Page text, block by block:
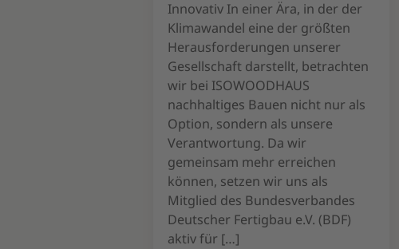
Innovativ In einer Ära, in der der
Klimawandel eine der größten
Herausforderungen unserer
Gesellschaft darstellt, betrachten
wir bei ISOWOODHAUS
nachhaltiges Bauen nicht nur als
Option, sondern als unsere
Verantwortung. Da wir
gemeinsam mehr erreichen
können, setzen wir uns als
Mitglied des Bundesverbandes
Deutscher Fertigbau e.V. (BDF)
aktiv für […]